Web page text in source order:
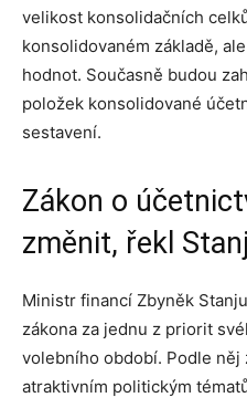
velikost konsolidačních
konsolidovaném základě,
hodnot. Současně budou
položek konsolidované
sestavení.
Zákon o
změnit, řekl
Ministr financí Zbyněk
zákona za jednu z priorit
volebního období. Podle
atraktivním politickým